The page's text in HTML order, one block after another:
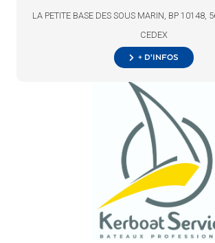
LA PETITE BASE DES SOUS MARIN, BP 10148,
CEDEX
+ d’infos